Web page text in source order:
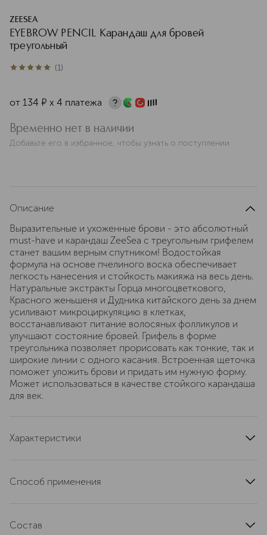
ZEESEA
EYEBROW PENCIL Карандаш для бровей
треугольный
5из 51 (1)
от 134 ¤ х 4 платежа
Временно нет в наличии
Добавьте его в избранное, чтобы узнать о поступлении
Описание
Выразительные и ухоженные брови - это абсолютный
must-have и карандаш ZeeSea с треугольным грифелем
станет вашим верным спутником! Водостойкая
формула на основе пчелиного воска обеспечивает
легкость нанесения и стойкость макияжа на весь день.
Натуральные экстракты Горца многоцветкового,
Красного женьшеня и Дудника китайского день за днем
усиливают микроциркуляцию в клетках,
восстанавливают питание волосяных фолликулов и
улучшают состояние бровей. Грифель в форме
треугольника позволяет прорисовать как тонкие, так и
широкие линии с одного касания. Встроенная щеточка
поможет уложить брови и придать им нужную форму.
Может использоваться в качестве стойкого карандаша
для век.
Характеристики
Способ применения
естественного роста волос. Для придания большей
Состав